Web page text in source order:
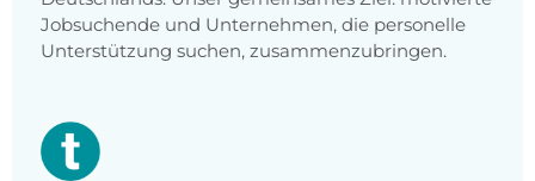
Jobsuchende und Unternehmen, die personelle
Unterstützung suchen, zusammenzubringen.